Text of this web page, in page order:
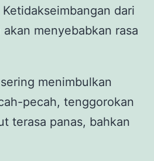
dari
menyebabkan rasa
menimbulkan
pecah, tenggorokan
terasa panas, bahkan